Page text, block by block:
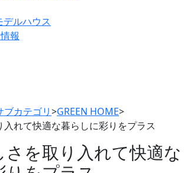
デルハウス
報
ブカテゴリ>GREEN HOME>
れて快適な暮らしに彩りをプラス
を取り入れて快適な